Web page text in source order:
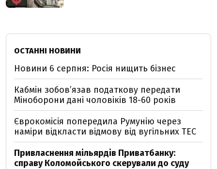
ОСТАННІ НОВИНИ
Новини 6 серпня: Росія нищить бізнес
Кабмін зобовʼязав податкову передати
Міноборони дані чоловіків 18-60 років
Єврокомісія попередила Румунію через
наміри відкласти відмову від вугільних ТЕС
Привласнення мільярдів Приватбанку:
справу Коломойського скерували до суду